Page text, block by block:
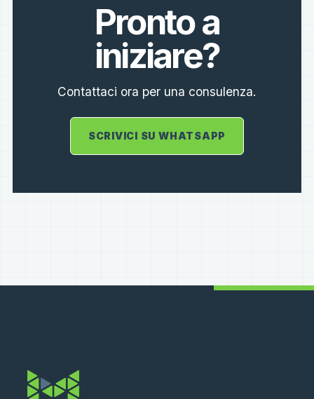
Pronto a
iniziare?
Contattaci ora per una consulenza.
SCRIVICI SU WHATSAPP